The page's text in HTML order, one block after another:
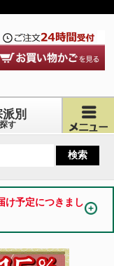
派別
す
け予定につきまし